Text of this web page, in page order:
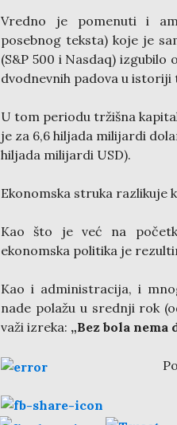
Vredno je pomenuti i
posebnog teksta) koje je
(S&P 500 i Nasdaq)
dvodnevnih padova u istoriji
U tom periodu tržišna
je za 6,6 hiljada milijardi
hiljada milijardi USD).
Ekonomska struka razlikuje
Kao što je već na
ekonomska politika je
Kao i administracija, i
nade polažu u srednji rok
važi izreka: „Bez bola nema